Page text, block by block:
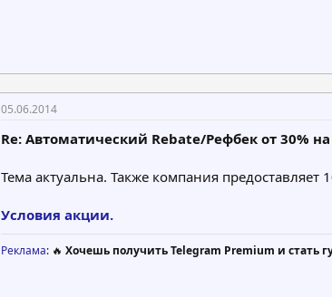
05.06.2014
Re: Автоматический Rebate/Рефбек от 30%
Тема актуальна. Также компания предоставляет
Условия акции.
Реклама: 🔥 Хочешь получить Telegram Premium и стать